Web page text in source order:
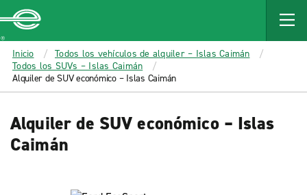
MAIN
CONTENT
Enterprise
Inicio
Todos los vehículos de alquiler – Islas Caimán
Todos los SUVs – Islas Caimán
Alquiler de SUV económico – Islas Caimán
Alquiler de SUV económico – Islas
Caimán